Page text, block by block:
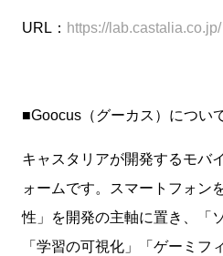
URL： https://lab.castalia.co.jp/
■Goocus（グーカス）につい
キャスタリアが開発するモバ
ォームです。スマートフォン
性」を開発の主軸に置き、「
「学習の可視化」「ゲーミフ